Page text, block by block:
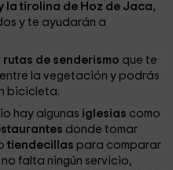
la tirolina de Hoz de Jaca,
y te ayudarán a
rutas de senderismo que te
la vegetación y podrás
bicicleta.
hay algunas iglesias como
donde tomar
tiendecillas para comparar
falta ningún servicio,